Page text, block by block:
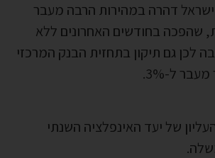
דהרה במהירות הרבה מעבר
שהפכה בחודשים האחרונים ללא
לכן גם תיקון בתחזית הבנק המרכזי
ל-3%.
העליון של יעד האינפלציה השנתי